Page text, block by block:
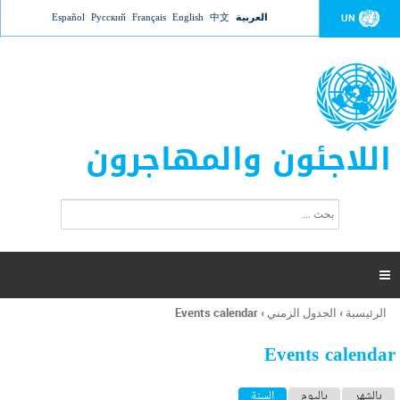
Jump to navigation UN العربية 中文
English
Français
Русский
Español
اللاجئون والمهاجرون
ت
ر
ل
ح
ب

أنت
هنا
الرئيسية › الجدول الزمني ›
Events calendar
Events calendar